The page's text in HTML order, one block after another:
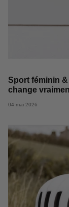
Sport féminin
change
04 mai 2026